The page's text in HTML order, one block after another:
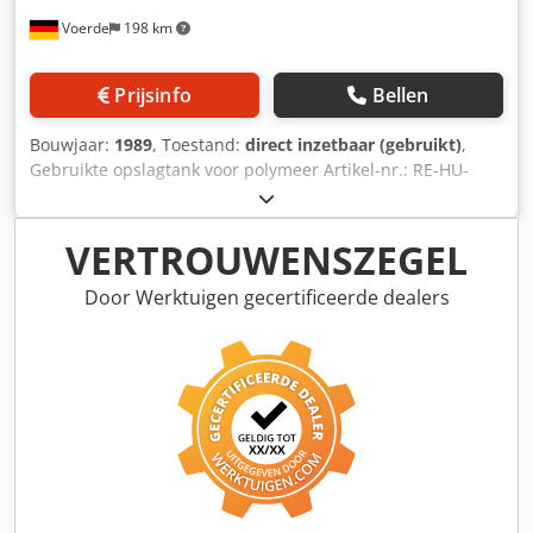
Voerde 198 km
Prijsinfo Bellen
Bouwjaar: 1989, Toestand: direct inzetbaar (gebruikt),
Gebruikte opslagtank voor polymeer Artikel-nr.: RE-HU-
2019-0602-B38 -nl Product: Gebruikte opslagtank voor
polymeer Materiaal: GF - UP / Leguval W 17
(glasvezelversterkte polyesterhars met toplaag) Fabrikant:
Theodor Vanck GmbH Afmetingen: diameter 2,40 x hoogte
2,80 m Volume: 12 m3 Bouwjaar: 1989 Fabr. Nr.: 55163
VERTROUWENSZEGEL
Door Werktuigen gecertificeerde dealers